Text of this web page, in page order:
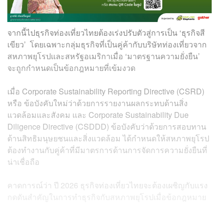
จากนี้ไปธุรกิจท่องเที่ยวไทยต้องเร่งปรับตัวสู่การเป็น ‘ธุรกิจสี
เขียว’ โดยเฉพาะกลุ่มธุรกิจที่เป็นคู่ค้ากับบริษัทท่องเที่ยวจาก
สหภาพยุโรปและสหรัฐอเมริกาเมื่อ ‘มาตรฐานความยั่งยืน’
จะถูกกำหนดเป็นข้อกฎหมายที่เข้มงวด
เมื่อ Corporate Sustainability Reporting Directive (CSRD)
หรือ ข้อบังคับใหม่ว่าด้วยการรายงานผลกระทบด้านสิ่ง
แวดล้อมและสังคม และ Corporate Sustainability Due
Diligence Directive (CSDDD) ข้อบังคับว่าด้วยการสอบทาน
ด้านสิทธิมนุษยชนและสิ่งแวดล้อม ได้กำหนดให้สหภาพยุโรป
ต้องทำงานกับคู่ค้าที่มีมาตรการด้านการจัดการความยั่งยืนที่
น่าเชื่อถือ
คาดการณ์ว่า ปี 2026 ธุรกิจท่องเที่ยวไทยจะต้องเผชิญกับแรง
กดดันสำคัญในการทำธุรกิจกับสหภาพยุโรปเมื่อข้อกฎหมาย